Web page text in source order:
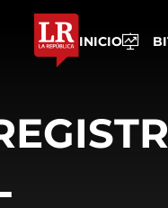
INICIO